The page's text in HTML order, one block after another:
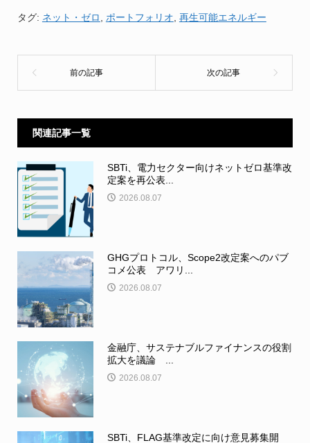
タグ: ネット・ゼロ ポートフォリオ 再生可能エネルギー
関連記事一覧
SBTi、電力セクター向けネットゼロ基準改
定案を再公表...
2026.08.07
GHGプロトコル、Scope2改定案へのパブ
コメ公表 アワリ...
2026.08.07
金融庁、サステナブルファイナンスの役割
拡大を議論 ...
2026.08.07
SBTi、FLAG基準改定に向け意見募集開